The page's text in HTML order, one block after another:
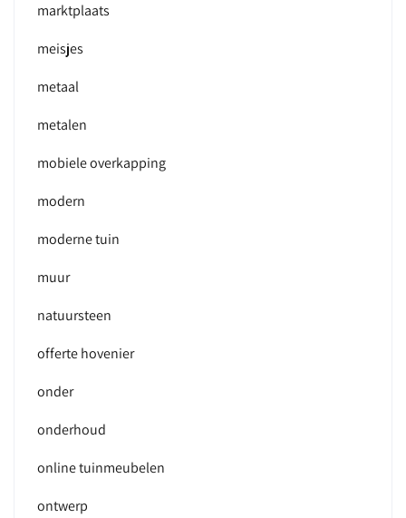
marktplaats
meisjes
metaal
metalen
mobiele overkapping
modern
moderne tuin
muur
natuursteen
offerte hovenier
onder
onderhoud
online tuinmeubelen
ontwerp